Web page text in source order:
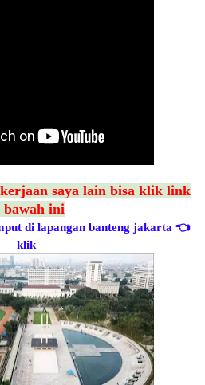
saya lain bisa klik link
bawah ini
di lapangan banteng jakarta 👈
klik